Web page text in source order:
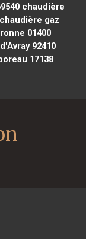
chaudière
gaz
01400
92410
17138